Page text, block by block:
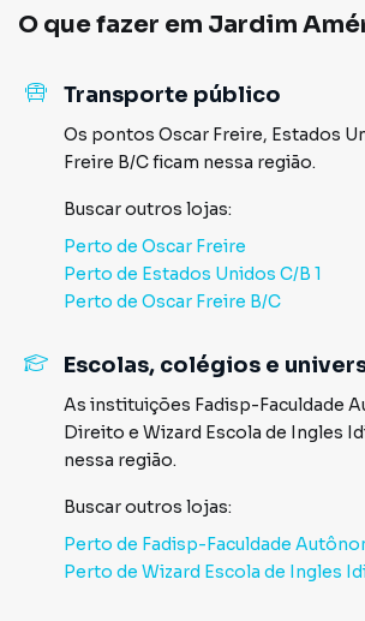
O que fazer em Jardim
Transporte público
Os pontos Oscar Freire, Estados
Freire B/Cficam nessa região.
Buscar outros lojas:
Perto de Oscar Freire
Perto de Estados Unidos C/B 1
Perto de Oscar Freire B/C
Escolas, colégios e
As instituições Fadisp-Faculdade
Direito e Wizard Escola de Ingles
nessa região.
Buscar outros lojas:
Perto de Fadisp-Faculdade
Perto de Wizard Escola de Ingles